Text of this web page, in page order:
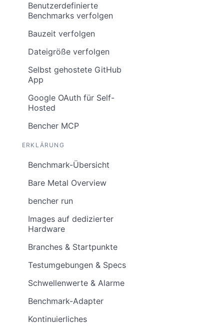
Benutzerdefinierte
Benchmarks verfolgen
Bauzeit verfolgen
Dateigröße verfolgen
Selbst gehostete GitHub
App
Google OAuth für Self-
Hosted
Bencher MCP
ERKLÄRUNG
Benchmark-Übersicht
Bare Metal Overview
bencher run
Images auf dedizierter
Hardware
Branches & Startpunkte
Testumgebungen & Specs
Schwellenwerte & Alarme
Benchmark-Adapter
Kontinuierliches